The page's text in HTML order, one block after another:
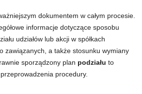
dokumentem w całym procesie.
informacje dotyczące sposobu
udziałów lub akcji w spółkach
zawiązanych, a także stosunku wymiany
sporządzony plan podziału to
procedury.